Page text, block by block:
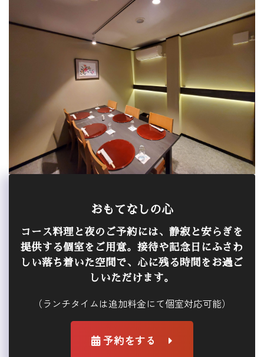
おもてなしの心
コース料理と夜のご予約には、静寂と安らぎを
提供する個室をご用意。接待や記念日にふさわ
しい落ち着いた空間で、心に残る時間をお過ご
しいただけます。
（ランチタイムは追加料金にて個室対応可能）
予約をする